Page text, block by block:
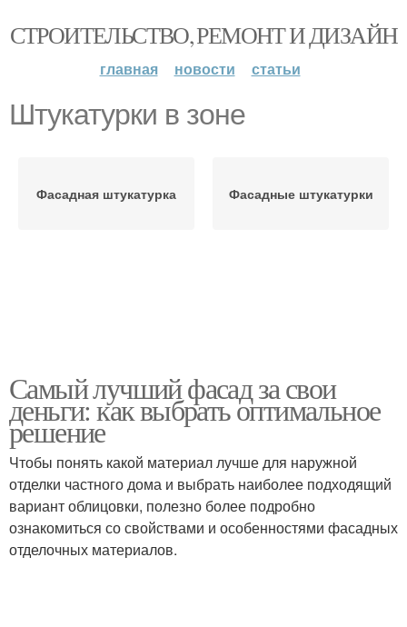
СТРОИТЕЛЬСТВО, РЕМОНТ И ДИЗАЙН
главная новости статьи
Штукатурки в зоне
Фасадная штукатурка Фасадные штукатурки
Самый лучший фасад за свои
деньги: как выбрать оптимальное
решение
Чтобы понять какой материал лучше для наружной
отделки частного дома и выбрать наиболее подходящий
вариант облицовки, полезно более подробно
ознакомиться со свойствами и особенностями фасадных
отделочных материалов.